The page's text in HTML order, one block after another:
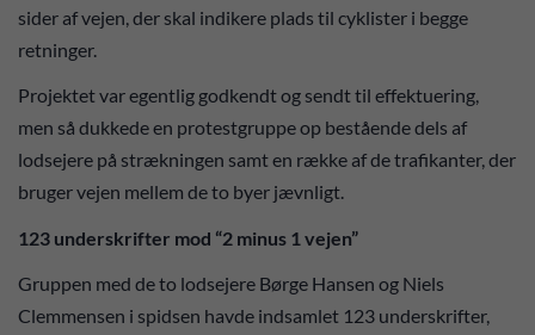
sider af vejen, der skal indikere plads til cyklister i begge
retninger.
Projektet var egentlig godkendt og sendt til effektuering,
men så dukkede en protestgruppe op bestående dels af
lodsejere på strækningen samt en række af de trafikanter, der
bruger vejen mellem de to byer jævnligt.
123 underskrifter mod “2 minus 1 vejen”
Gruppen med de to lodsejere Børge Hansen og Niels
Clemmensen i spidsen havde indsamlet 123 underskrifter,